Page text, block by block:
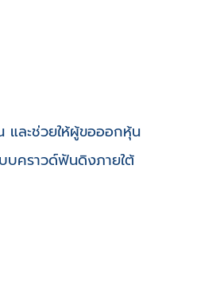
และช่วยให้ผู้ขอออกหุ้น
บคราวด์ฟันดิงภายใต้